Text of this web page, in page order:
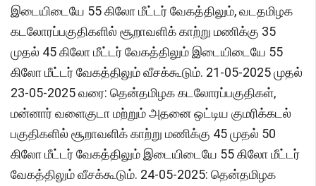
இடையிடையே 55 கிலோ மீட்டர் வேகத்திலும், வடதமிழக
கடலோரப்பகுதிகளில் சூறாவளிக் காற்று மணிக்கு 35
முதல் 45 கிலோ மீட்டர் வேகத்திலும் இடையிடையே 55
கிலோ மீட்டர் வேகத்திலும் வீசக்கூடும். 21-05-2025 முதல்
23-05-2025 வரை: தென்தமிழக கடலோரப்பகுதிகள்,
மன்னார் வளைகுடா மற்றும் அதனை ஒட்டிய குமரிக்கடல்
பகுதிகளில் சூறாவளிக் காற்று மணிக்கு 45 முதல் 50
கிலோ மீட்டர் வேகத்திலும் இடையிடையே 55 கிலோ மீட்டர்
வேகத்திலும் வீசக்கூடும். 24-05-2025: தென்தமிழக